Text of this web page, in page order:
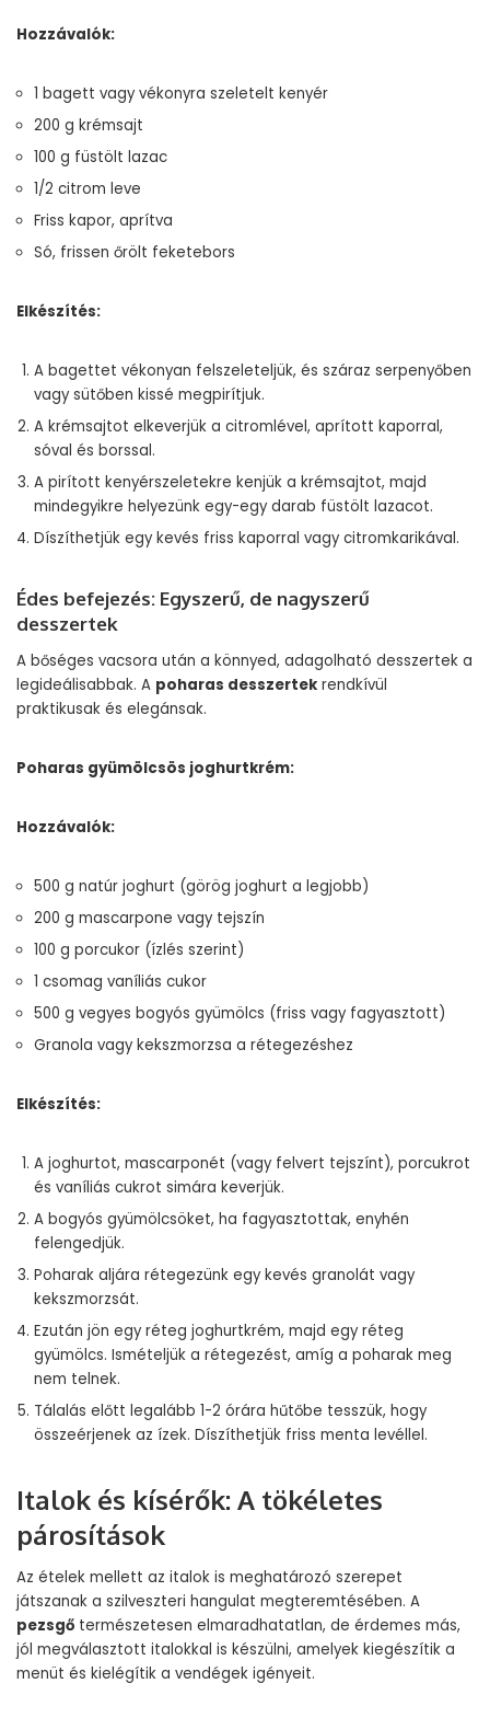
Hozzávalók:
1 bagett vagy vékonyra szeletelt kenyér
200 g krémsajt
100 g füstölt lazac
1/2 citrom leve
Friss kapor, aprítva
Só, frissen őrölt feketebors
Elkészítés:
A bagettet vékonyan felszeleteljük, és száraz serpenyőben
vagy sütőben kissé megpirítjuk.
A krémsajtot elkeverjük a citromlével, aprított kaporral,
sóval és borssal.
A pirított kenyérszeletekre kenjük a krémsajtot, majd
mindegyikre helyezünk egy-egy darab füstölt lazacot.
Díszíthetjük egy kevés friss kaporral vagy citromkarikával.
Édes befejezés: Egyszerű, de nagyszerű
desszertek
A bőséges vacsora után a könnyed, adagolható desszertek a
legideálisabbak. A poharas desszertek rendkívül
praktikusak és elegánsak.
Poharas gyümölcsös joghurtkrém:
Hozzávalók:
500 g natúr joghurt (görög joghurt a legjobb)
200 g mascarpone vagy tejszín
100 g porcukor (ízlés szerint)
1 csomag vaníliás cukor
500 g vegyes bogyós gyümölcs (friss vagy fagyasztott)
Granola vagy kekszmorzsa a rétegezéshez
Elkészítés:
A joghurtot, mascarponét (vagy felvert tejszínt), porcukrot
és vaníliás cukrot simára keverjük.
A bogyós gyümölcsöket, ha fagyasztottak, enyhén
felengedjük.
Poharak aljára rétegezünk egy kevés granolát vagy
kekszmorzsát.
Ezután jön egy réteg joghurtkrém, majd egy réteg
gyümölcs. Ismételjük a rétegezést, amíg a poharak meg
nem telnek.
Tálalás előtt legalább 1-2 órára hűtőbe tesszük, hogy
összeérjenek az ízek. Díszíthetjük friss menta levéllel.
Italok és kísérők: A tökéletes
párosítások
Az ételek mellett az italok is meghatározó szerepet
játszanak a szilveszteri hangulat megteremtésében. A
pezsgő természetesen elmaradhatatlan, de érdemes más,
jól megválasztott italokkal is készülni, amelyek kiegészítik a
menüt és kielégítik a vendégek igényeit.